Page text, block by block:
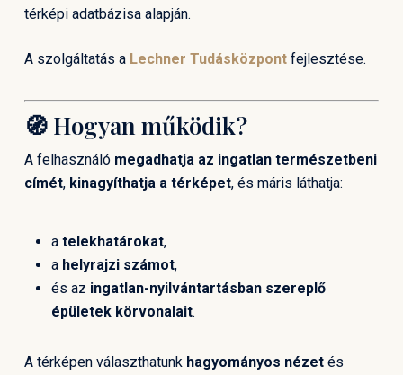
térképi adatbázisa alapján.
A szolgáltatás a Lechner Tudásközpontfejlesztése.
🧭 Hogyan működik?
A felhasználó megadhatja az ingatlan természetbeni
címét, kinagyíthatja a térképet, és máris láthatja:
a telekhatárokat,
a helyrajzi számot,
és az ingatlan-nyilvántartásban szereplő
épületek körvonalait.
A térképen választhatunk hagyományos nézetés